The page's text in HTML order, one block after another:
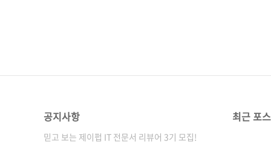
공지사항
믿고 보는 제이펍 IT 전문서 리뷰어 3기 모집!
최근 포